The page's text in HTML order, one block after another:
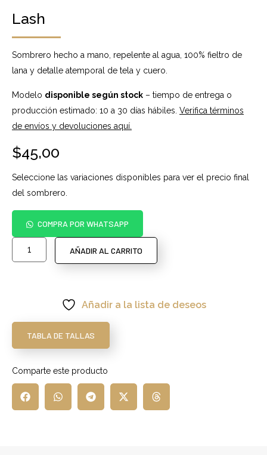
Lash
Sombrero hecho a mano, repelente al agua, 100% fieltro de
lana y detalle atemporal de tela y cuero.
Modelo disponible según stock – tiempo de entrega o
producción estimado: 10 a 30 días hábiles. Verifica términos
de envíos y devoluciones aquí.
$45,00
Seleccione las variaciones disponibles para ver el precio final
del sombrero.
COMPRA POR WHATSAPP
AÑADIR AL CARRITO
Añadir a la lista de deseos
TABLA DE TALLAS
Comparte este producto